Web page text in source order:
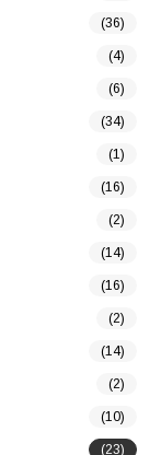
(36)
(4)
(6)
(34)
(1)
(16)
(2)
(14)
(16)
(2)
(14)
(2)
(10)
(23)